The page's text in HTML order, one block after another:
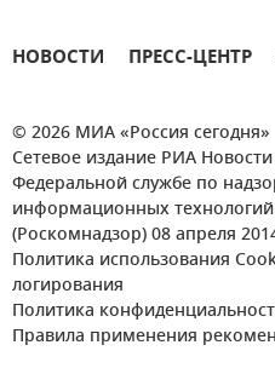
НОВОСТИ ПРЕСС-ЦЕНТР
© 2026 МИА «Россия сегодня»
Сетевое издание РИА
Федеральной службе по
информационных
(Роскомнадзор) 08 апреля
Политика использования
логирования
Политика
Правила применения